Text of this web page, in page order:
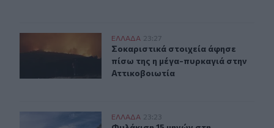
Σοκαριστικά στοιχεία άφησε πίσω της η μέγα-
ΕΛΛAΔΑ 23:27
Σοκαριστικά στοιχεία άφησε πίσω
Σοκαριστικά στοιχεία άφησε
πίσω της η μέγα-πυρκαγιά στην
Αττικοβοιωτία
Φυλάκιση 15 μηνών στη Βρετανίδα που μέθυσε με την
ΕΛΛAΔΑ 23:23